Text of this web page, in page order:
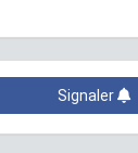
Signaler